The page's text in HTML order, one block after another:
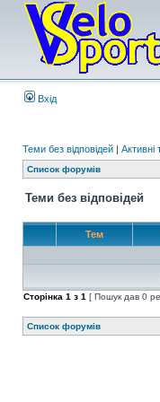
Вхід
Теми без відповідей | Активні
Список форумів
Теми без відповідей
Тем
Сторінка 1 з 1 [ Пошук дав 0
Список форумів